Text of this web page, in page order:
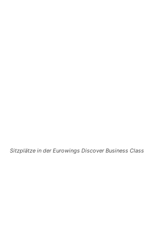
Sitzplätze in derEurowings Discover Business Class